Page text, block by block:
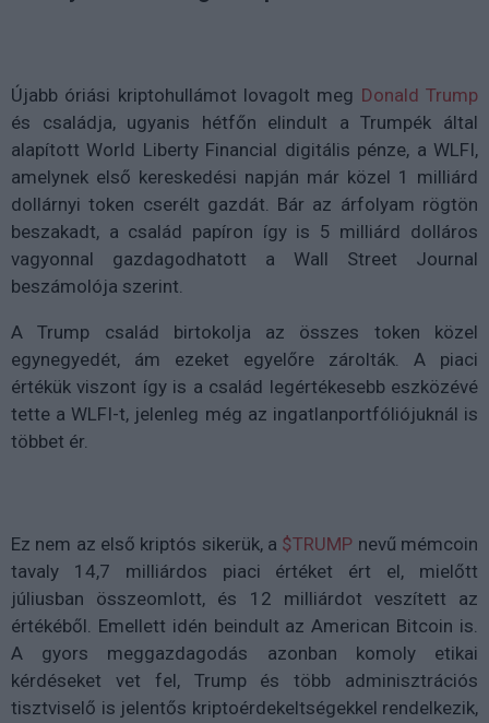
Újabb óriási kriptohullámot lovagolt meg Donald Trump
és családja, ugyanis hétfőn elindult a Trumpék által
alapított World Liberty Financial digitális pénze, a WLFI,
amelynek első kereskedési napján már közel 1 milliárd
dollárnyi token cserélt gazdát. Bár az árfolyam rögtön
beszakadt, a család papíron így is 5 milliárd dolláros
vagyonnal gazdagodhatott a Wall Street Journal
beszámolója szerint.
A Trump család birtokolja az összes token közel
egynegyedét, ám ezeket egyelőre zárolták. A piaci
értékük viszont így is a család legértékesebb eszközévé
tette a WLFI-t, jelenleg még az ingatlanportfóliójuknál is
többet ér.
Ez nem az első kriptós sikerük, a $TRUMP nevű mémcoin
tavaly 14,7 milliárdos piaci értéket ért el, mielőtt
júliusban összeomlott, és 12 milliárdot veszített az
értékéből. Emellett idén beindult az American Bitcoin is.
A gyors meggazdagodás azonban komoly etikai
kérdéseket vet fel, Trump és több adminisztrációs
tisztviselő is jelentős kriptoérdekeltségekkel rendelkezik,